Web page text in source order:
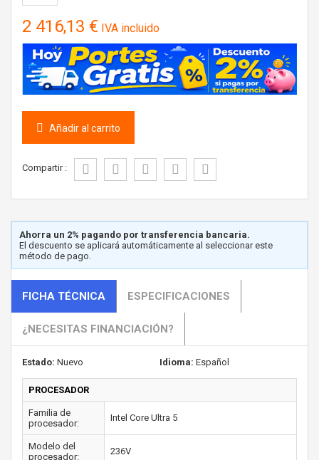
2 416,13 € IVA incluido
Añadir al carrito
Compartir :
Ahorra un 2% pagando por transferencia bancaria.
El descuento se aplicará automáticamente al seleccionar este
método de pago.
FICHA TÉCNICA ESPECIFICACIONES
¿NECESITAS FINANCIACIÓN?
Estado: Nuevo Idioma: Español
PROCESADOR
Familia de
procesador:
Intel Core Ultra 5
Modelo del
procesador:
236V